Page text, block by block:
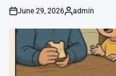
on
June 29, 2026
Posted
admin